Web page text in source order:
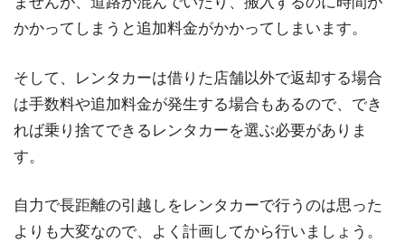
かかってしまうと追加料金がかかってしまいます。
そして、レンタカーは借りた店舗以外で返却する場合
は手数料や追加料金が発生する場合もあるので、でき
れば乗り捨てできるレンタカーを選ぶ必要がありま
す。
自力で長距離の引越しをレンタカーで行うのは思った
よりも大変なので、よく計画してから行いましょう。